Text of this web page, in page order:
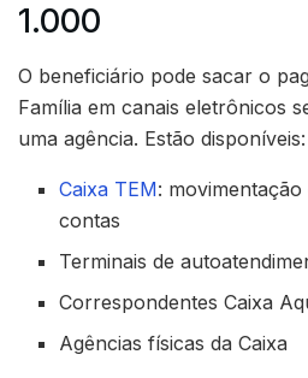
1.000
O beneficiário pode sacar o
Família em canais eletrônicos
uma agência. Estão disponíveis:
Caixa TEM:
contas
Terminais de
Correspondentes Caixa
Agências físicas da Caixa